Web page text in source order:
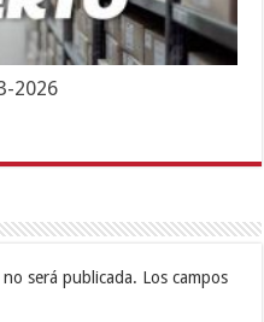
2026
será publicada. Los campos